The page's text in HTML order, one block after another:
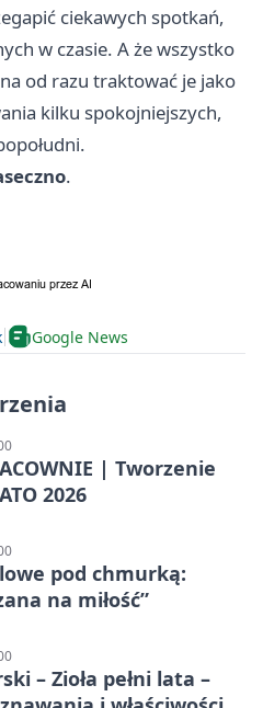
ciekawych spotkań,
w czasie. A że wszystko
od razu traktować je jako
kilku spokojniejszych,
.
Google News
| Tworzenie
2026
pod chmurką:
na miłość”
– Zioła pełni lata –